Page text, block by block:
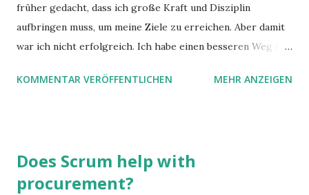
früher gedacht, dass ich große Kraft und Disziplin
aufbringen muss, um meine Ziele zu erreichen. Aber damit
war ich nicht erfolgreich. Ich habe einen besseren Weg in
möchte. Darin habe ich zwei gute Begründungen gefunden,
KOMMENTAR VERÖFFENTLICHEN MEHR ANZEIGEN
Does Scrum help with
procurement?